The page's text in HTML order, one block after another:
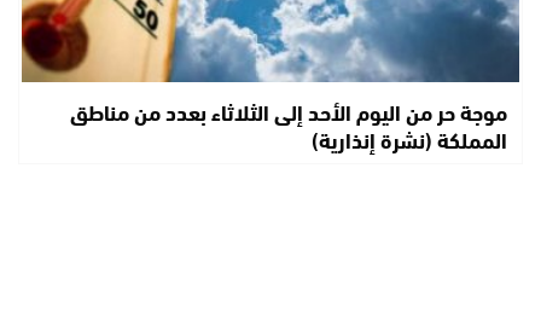
موجة حر من اليوم الأحد إلى الثلاثاء بعدد من مناطق
المملكة (نشرة إنذارية)